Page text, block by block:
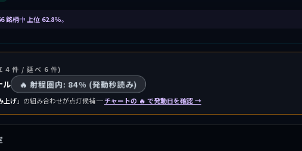
銘柄中 上位 62.8%。
4 件 / 延べ 6 件)
ル 🔥 射程圏内: 84% (発動秒読み)
上げ」の組み合わせが点灯候補 ─チャートの 🔥 で発動日を確認 →